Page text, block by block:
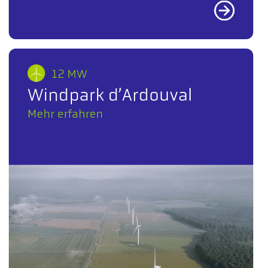
12 MW
Windpark d’Ardouval
Mehr erfahren